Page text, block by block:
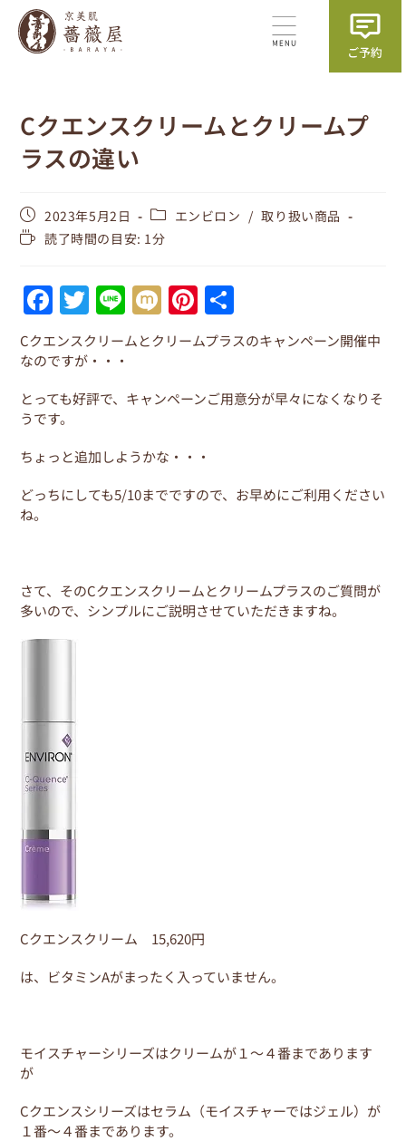
Cクエンスクリームとクリームプ
ラスの違い
2023年5月2日 エンビロン / 取り扱い商品
読了時間の目安: 1分
F
a
c
e
b
o
o
k
T
w
itt
er
Li
n
e
M
ix
i
Pi
nt
er
e
st
有
Cクエンスクリームとクリームプラスのキャンペーン開催中
なのですが・・・
とっても好評で、キャンペーンご用意分が早々になくなりそ
うです。
ちょっと追加しようかな・・・
どっちにしても5/10までですので、お早めにご利用ください
ね。
さて、そのCクエンスクリームとクリームプラスのご質問が
多いので、シンプルにご説明させていただきますね。
Cクエンスクリーム 15,620円
は、ビタミンAがまったく入っていません。
モイスチャーシリーズはクリームが１～４番まであります
が
Cクエンスシリーズはセラム（モイスチャーではジェル）が
１番～４番まであります。